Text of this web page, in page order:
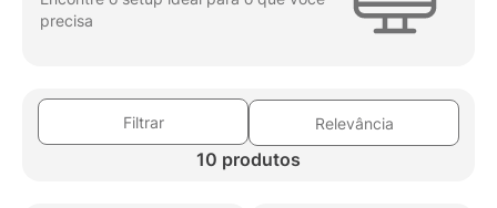
precisa
Filtrar Relevância
10 produtos